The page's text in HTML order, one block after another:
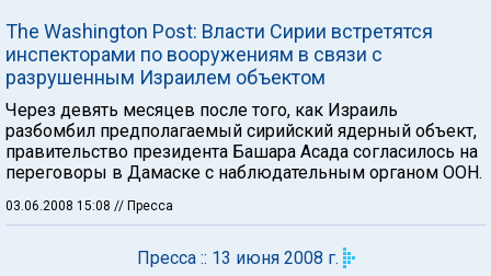
The Washington Post: Власти Сирии встретятся
инспекторами по вооружениям в связи с
разрушенным Израилем объектом
Через девять месяцев после того, как Израиль
разбомбил предполагаемый сирийский ядерный объект,
правительство президента Башара Асада согласилось на
переговоры в Дамаске с наблюдательным органом ООН.
03.06.2008 15:08 // Пресса
Пресса :: 13 июня 2008 г.